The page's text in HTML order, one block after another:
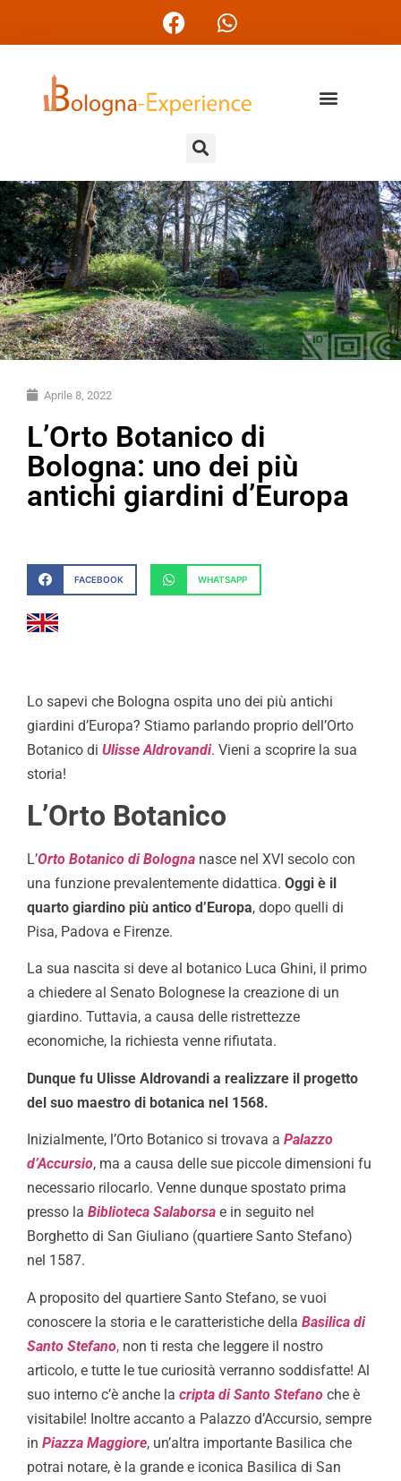
Aprile 8, 2022
L’Orto Botanico di
Bologna: uno dei più
antichi giardini d’Europa
FACEBOOK WHATSAPP
Lo sapevi che Bologna ospita uno dei più antichi
giardini d’Europa? Stiamo parlando proprio dell’Orto
Botanico di Ulisse Aldrovandi. Vieni a scoprire la sua
storia!
L’Orto Botanico
L’Orto Botanico di Bologna nasce nel XVI secolo con
una funzione prevalentemente didattica. Oggi è il
quarto giardino più antico d’Europa, dopo quelli di
Pisa, Padova e Firenze.
La sua nascita si deve al botanico Luca Ghini, il primo
a chiedere al Senato Bolognese la creazione di un
giardino. Tuttavia, a causa delle ristrettezze
economiche, la richiesta venne rifiutata.
Dunque fu Ulisse Aldrovandi a realizzare il progetto
del suo maestro di botanica nel 1568.
Inizialmente, l’Orto Botanico si trovava a Palazzo
d’Accursio, ma a causa delle sue piccole dimensioni fu
necessario rilocarlo. Venne dunque spostato prima
presso la Biblioteca Salaborsa e in seguito nel
Borghetto di San Giuliano (quartiere Santo Stefano)
nel 1587.
A proposito del quartiere Santo Stefano, se vuoi
conoscere la storia e le caratteristiche della Basilica di
Santo Stefano, non ti resta che leggere il nostro
articolo, e tutte le tue curiosità verranno soddisfatte! Al
suo interno c’è anche la cripta di Santo Stefano che è
visitabile! Inoltre accanto a Palazzo d’Accursio, sempre
in Piazza Maggiore, un’altra importante Basilica che
potrai notare, è la grande e iconica Basilica di San